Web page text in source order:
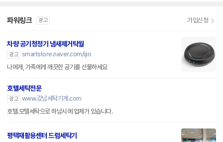
파워링크 광고 가입신청
차량 공기청정기 냄새제거탁월
광고 smartstore.naver.com/ijio
나에게, 가족에게 깨끗한 공기를 선물하세요
호텔세탁전문
광고 www.강남세탁기계.com
호텔.모텔세탁으로 하남시에 업체가 있습니다.
평택재활용센터 드럼세탁기